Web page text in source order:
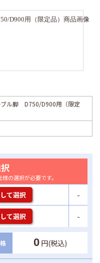
ル脚 D750/D900用（限定
の選択が必要です。
て選択 -
て選択 -
0円(税込)